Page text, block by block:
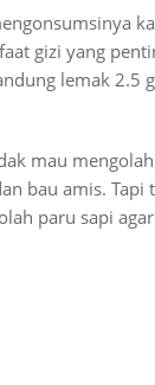
gizi yang
lemak 2.5
mau
bau amis.
paru sapi